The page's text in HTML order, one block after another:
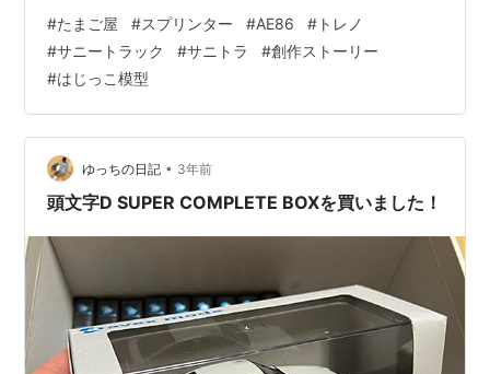
ら、それを逆手にとって！？何らかのオリジナルストー
リーと絡めた方が独自カラーを出せるんではないか
と、、、 以前のスプリンターやサニトラの回と同様に試
行錯誤（実験？）を続けてみたいと思います。 今回も基
本設定としまして「たまご屋スプリンター」＆「父のサ
ニトラ」の回の続きで…
#たまご屋 #スプリンター #AE86 # トレノ
#サニートラック #サニトラ #創作ストーリー
#はじっこ模型
ゆっちの日記 • 3年前
頭文字D SUPER COMPLETE BOXを買いました！